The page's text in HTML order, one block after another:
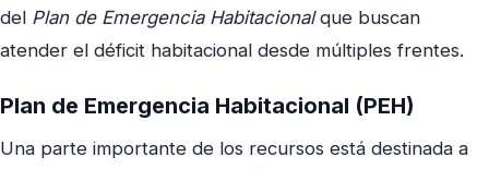
del Plan de Emergencia Habitacionalque buscan
atender el déficit habitacional desde múltiples frentes.
Plan de Emergencia Habitacional (PEH)
Una parte importante de los recursos está destinada a